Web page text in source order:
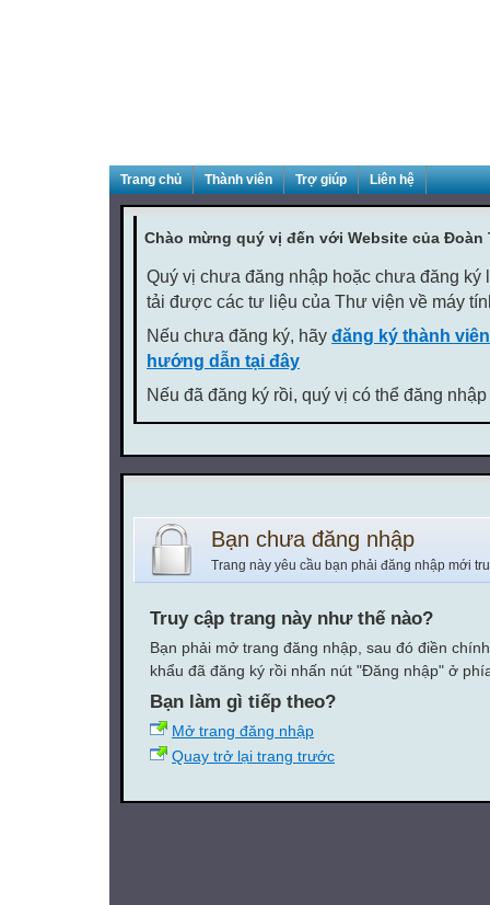
Trang chủ Thành viên Trợ giúp Liên hệ
Chào mừng quý vị đến với Website của Đoàn
Quý vị chưa đăng nhập hoặc chưa đăng ký
tải được các tư liệu của Thư viện về máy
Nếu chưa đăng ký, hãy đăng ký thành
hướng dẫn tại đây
Nếu đã đăng ký rồi, quý vị có thể đăng
Bạn chưa đăng nhập
Trang này yêu cầu bạn phải đăng nhập mới
Truy cập trang này như thế nào?
Bạn phải mở trang đăng nhập, sau đó điền
khẩu đã đăng ký rồi nhấn nút "Đăng nhập" ở
Bạn làm gì tiếp theo?
Mở trang đăng nhập
Quay trở lại trang trước